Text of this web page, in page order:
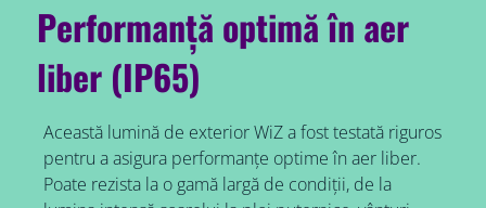
Performanță optimă în aer
liber (IP65)
Această lumină de exterior WiZ a fost testată riguros
pentru a asigura performanțe optime în aer liber.
Poate rezista la o gamă largă de condiții, de la